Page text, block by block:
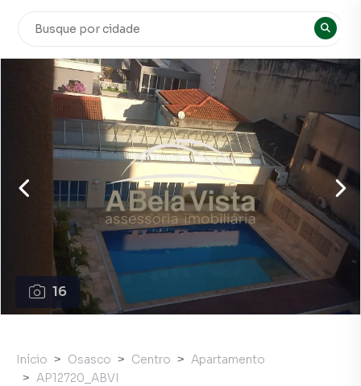
16
Início Osasco Centro
Apartamento
AP12720_ABVI